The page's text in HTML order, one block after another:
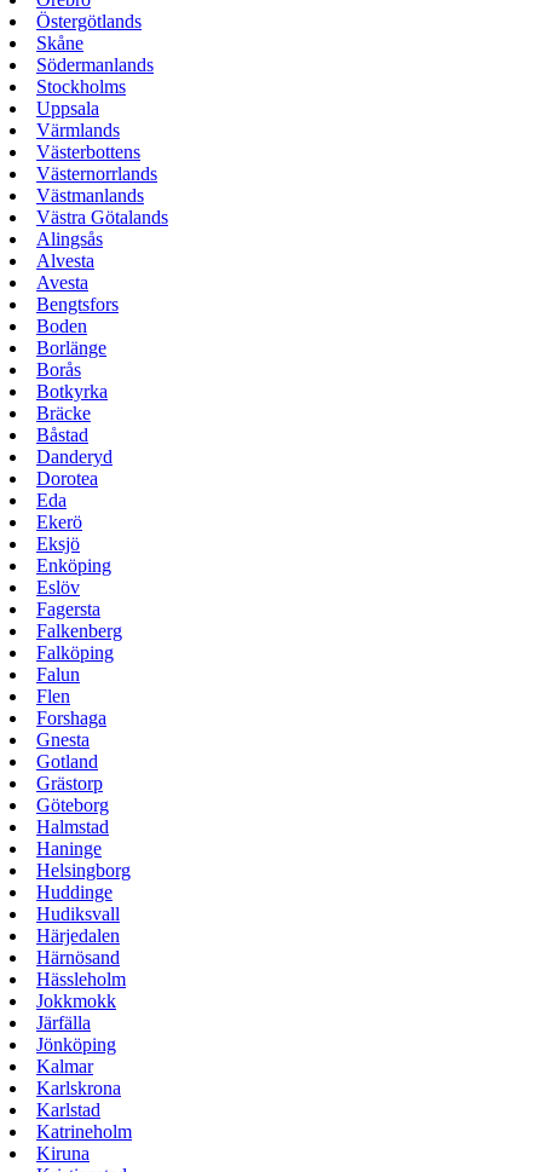
Östergötlands
Skåne
Södermanlands
Stockholms
Uppsala
Värmlands
Västerbottens
Västernorrlands
Västmanlands
Västra Götalands
Alingsås
Alvesta
Avesta
Bengtsfors
Boden
Borlänge
Borås
Botkyrka
Bräcke
Båstad
Danderyd
Dorotea
Eda
Ekerö
Eksjö
Enköping
Eslöv
Fagersta
Falkenberg
Falköping
Falun
Flen
Forshaga
Gnesta
Gotland
Grästorp
Göteborg
Halmstad
Haninge
Helsingborg
Huddinge
Hudiksvall
Härjedalen
Härnösand
Hässleholm
Jokkmokk
Järfälla
Jönköping
Kalmar
Karlskrona
Karlstad
Katrineholm
Kiruna